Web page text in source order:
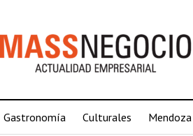
Gastronomía Culturales Mendoza